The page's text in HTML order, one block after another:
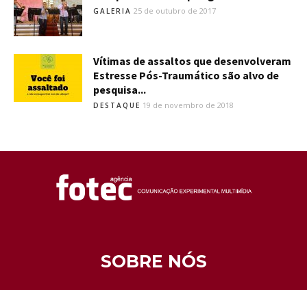
GALERIA 25 de outubro de 2017
Vítimas de assaltos que desenvolveram
Estresse Pós-Traumático são alvo de
pesquisa...
DESTAQUE 19 de novembro de 2018
SOBRE NÓS